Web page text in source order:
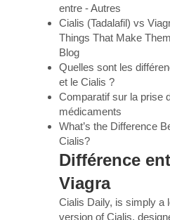
entre - Autres
Cialis (Tadalafil) vs
Things That Make
Blog
Quelles sont les
et le Cialis ?
Comparatif sur la prise
médicaments
What’s the Difference
Cialis?
Différence
Viagra
Cialis Daily, is simply a
version of Cialis,